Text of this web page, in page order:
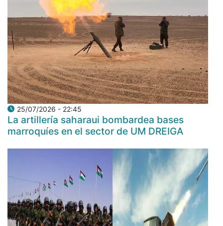
25/07/2026 - 22:45
La artillería saharaui bombardea bases
marroquíes en el sector de UM DREIGA